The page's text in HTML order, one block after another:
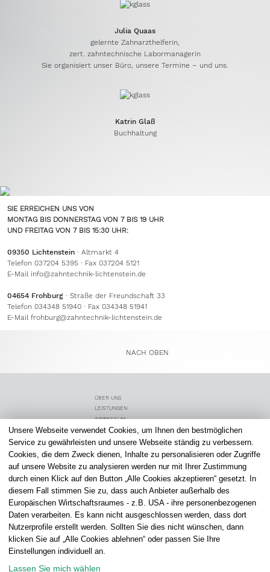
Julia Quaas
gelernte Zahnarzthelferin,
zert. zahntechnische Labormanagerin
Sie organisiert unser Büro, unsere Termine – und uns.
Katrin Glaß
Buchhaltung
SIE ERREICHEN UNS VON
MONTAG BIS DONNERSTAG VON 7 BIS 19 UHR
UND FREITAG VON 7 BIS 15:30 UHR:
09350 Lichtenstein· Altmarkt 4
Telefon 037204 5395 · Fax 037204 5121
E-Mail info@zahntechnik-lichtenstein.de
04654 Frohburg· Straße der Freundschaft 33
Telefon 034348 51940 · Fax 034348 51941
E-Mail frohburg@zahntechnik-lichtenstein.de
NACH OBEN
ÜBER UNS
LEISTUNGEN
IMPRESSUM
ZAHNMEDIZINER
SCHLAFTHERAPIE
DATENSCHUTZ
PATIENTEN
ALIGNER THERAPIE
STANDORT LICHTENSTEIN
STANDORT FROHBURG
KOSTENVORANSCHLAG
COOKIE-EINSTELLUNGEN
ZAHNTECHNIK LICHTENSTEIN
Altmarkt 4 I 09350 Lichtenstein
Mail:info@zahntechnik-lichtenstein.de
Unsere Webseite verwendet Cookies, um Ihnen den bestmöglichen
Service zu gewährleisten und unsere Webseite ständig zu verbessern.
Cookies, die dem Zweck dienen, Inhalte zu personalisieren oder Zugriffe
auf unsere Website zu analysieren werden nur mit Ihrer Zustimmung
durch einen Klick auf den Button „Alle Cookies akzeptieren“ gesetzt. In
diesem Fall stimmen Sie zu, dass auch Anbieter außerhalb des
Europäischen Wirtschaftsraumes - z.B. USA - ihre personenbezogenen
Daten verarbeiten. Es kann nicht ausgeschlossen werden, dass dort
Nutzerprofile erstellt werden. Sollten Sie dies nicht wünschen, dann
klicken Sie auf „Alle Cookies ablehnen“ oder passen Sie Ihre
Einstellungen individuell an.
Lassen Sie mich wählen